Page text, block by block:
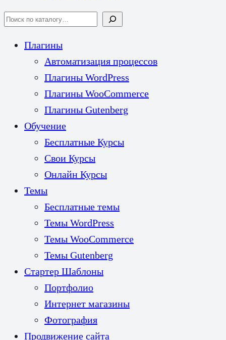
Search
Плагины
Автоматизация процессов
Плагины WordPress
Плагины WooCommerce
Плагины Gutenberg
Обучение
Бесплатные Курсы
Свои Курсы
Онлайн Курсы
Темы
Бесплатные темы
Темы WordPress
Темы WooCommerce
Темы Gutenberg
Стартер Шаблоны
Портфолио
Интернет магазины
Фотография
Продвижение сайта